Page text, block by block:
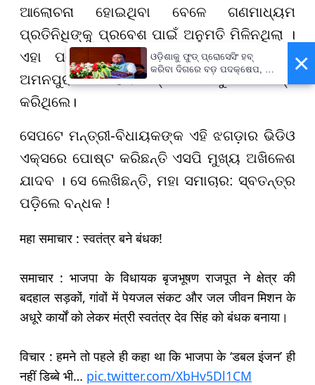
ଆଲୋଚନା ହୋଇଥିବା ବେଳେ ଗଣମାଧ୍ୟମ
ପ୍ରତିନିଧିଙ୍କୁ ପ୍ରବେଶ ପାଇଁ ଅନୁମତି ମିଳିନଥିଲା ।
ଏହା ପରେ ମନ୍ତ୍ରୀ କଡ଼ା ସୁରକ୍ଷା ମଧ୍ୟରେ
ଅମନପୁରା ମହୋବାକଣ୍ଠ ଅଭିମୁଖେ ଗସ୍ତ
କରିଥିଲେ।
ସେପଟେ ମନ୍ତ୍ରୀ-ବିଧାୟକଙ୍କ ଏହି ଝଗଡ଼ାର ଭିଡିଓ
ଏକ୍ସରେ ପୋଷ୍ଟ କରିଛନ୍ତି ଏସପି ମୁଖ୍ୟ ଅଖିଳେଶ
ଯାଦବ । ସେ ଲେଖିଛନ୍ତି, ମହା ସମାଚାର: ସ୍ବତନ୍ତ୍ର
ପଡ଼ିଲେ ବନ୍ଧକ !
महा समाचार : स्वतंत्र बने बंधक!
समाचार : भाजपा के विधायक बृजभूषण राजपूत ने क्षेत्र की
बदहाल सड़कों, गांवों में पेयजल संकट और जल जीवन मिशन के
अधूरे कार्यों को लेकर मंत्री स्वतंत्र देव सिंह को बंधक बनाया।
विचार : हमने तो पहले ही कहा था कि भाजपा के ‘डबल इंजन’ ही
नहीं डिब्बे भी… pic.twitter.com/XbHv5Dl1CM
×
ଓଡ଼ିଶାକୁ ଫୁଡ୍ ପ୍ରୋସେସିଂ ହବ୍
କରିବା ଦିଗରେ ବଡ଼ ପଦକ୍ଷେପ, ୪୨